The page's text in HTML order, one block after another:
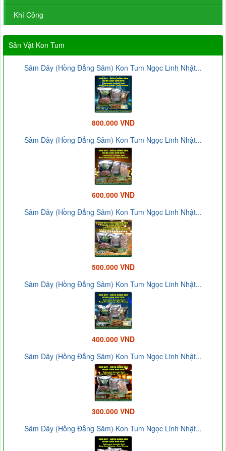
Khí Công
Sản Vật Kon Tum
Sâm Dây (Hồng Đẳng Sâm) Kon Tum Ngọc Linh Nhật...
800.000 VND
Sâm Dây (Hồng Đẳng Sâm) Kon Tum Ngọc Linh Nhật...
600.000 VND
Sâm Dây (Hồng Đẳng Sâm) Kon Tum Ngọc Linh Nhật...
500.000 VND
Sâm Dây (Hồng Đẳng Sâm) Kon Tum Ngọc Linh Nhật...
400.000 VND
Sâm Dây (Hồng Đẳng Sâm) Kon Tum Ngọc Linh Nhật...
300.000 VND
Sâm Dây (Hồng Đẳng Sâm) Kon Tum Ngọc Linh Nhật...